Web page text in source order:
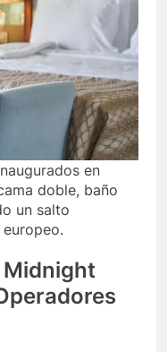
en
doble, baño
un salto
Midnight